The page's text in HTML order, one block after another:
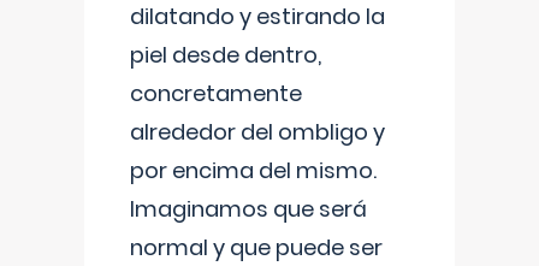
dilatando y estirando la
piel desde dentro,
concretamente
alrededor del ombligo y
por encima del mismo.
Imaginamos que será
normal y que puede ser